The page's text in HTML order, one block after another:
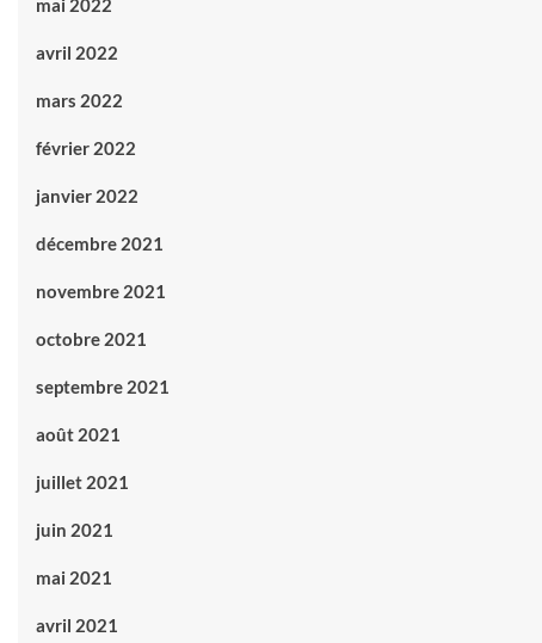
mai 2022
avril 2022
mars 2022
février 2022
janvier 2022
décembre 2021
novembre 2021
octobre 2021
septembre 2021
août 2021
juillet 2021
juin 2021
mai 2021
avril 2021